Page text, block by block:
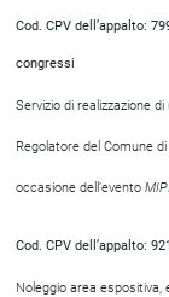
Cod. CPV dell’appalto:
congressi
Servizio di realizzazione
Regolatore del Comune
occasione dell’evento
Cod. CPV dell’appalto:
Noleggio area espositiva,